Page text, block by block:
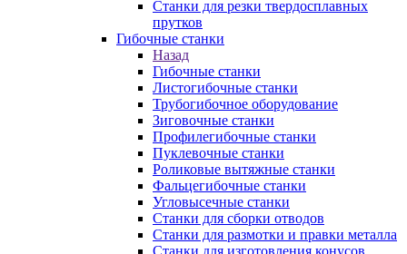
Станки для резки твердосплавных
прутков
Гибочные станки
Назад
Гибочные станки
Листогибочные станки
Трубогибочное оборудование
Зиговочные станки
Профилегибочные станки
Пуклевочные станки
Роликовые вытяжные станки
Фальцегибочные станки
Угловысечные станки
Станки для сборки отводов
Станки для размотки и правки металла
Станки для изготовления конусов